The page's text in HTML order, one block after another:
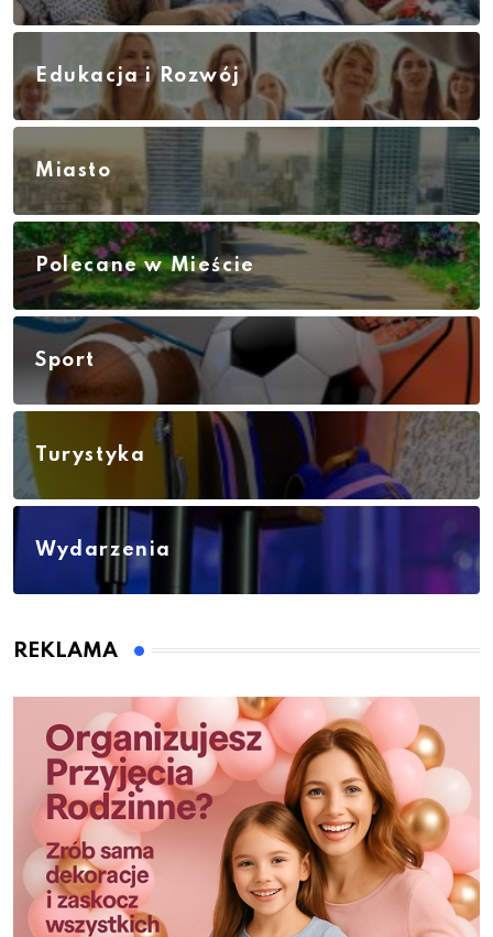
Edukacja i Rozwój
Miasto
Polecane w Mieście
Sport
Turystyka
Wydarzenia
REKLAMA